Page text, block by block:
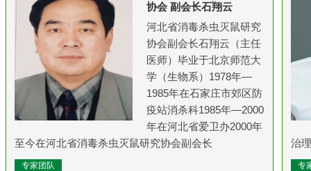
协会 副会长石翔云
河北省消毒杀虫灭鼠研究
协会副会长石翔云（主任
医师）毕业于北京师范大
学（生物系）1978年—
1985年在石家庄市郊区防
疫站消杀科1985年—2000
年在河北省爱卫办2000年
至今在河北省消毒杀虫灭鼠研究协会副会长
专家团队
治
专